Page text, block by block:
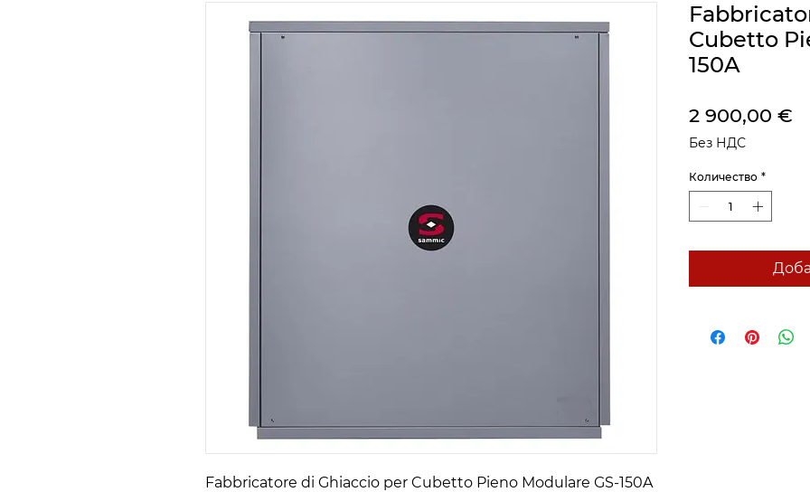
Fabbricatore di Ghiaccio per Cubetto Pieno Modulare GS-150A
Cubetto
150A
2 900,00 €
Без НДС
Количество *